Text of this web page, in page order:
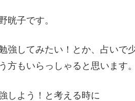
晄子です。
強してみたい！とか、占いで
方もいらっしゃると思います。
しよう！と考える時に